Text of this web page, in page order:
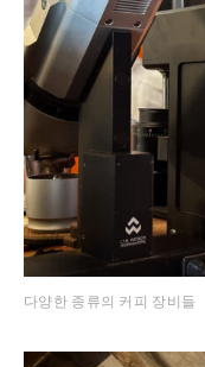
다양한 종류의 커피 장비들